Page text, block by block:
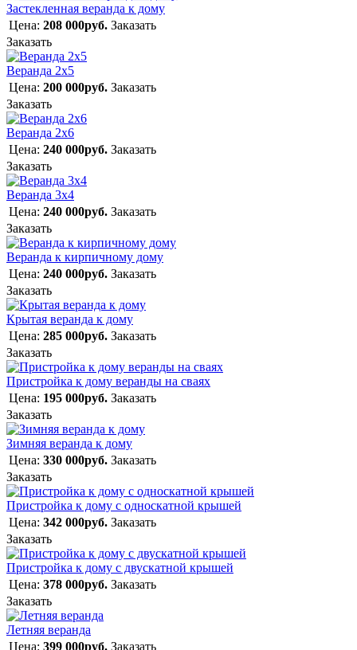
Застекленная веранда к дому
Цена: 208 000руб. Заказать
Заказать
Веранда 2х5
Цена: 200 000руб. Заказать
Заказать
Веранда 2х6
Цена: 240 000руб. Заказать
Заказать
Веранда 3х4
Цена: 240 000руб. Заказать
Заказать
Веранда к кирпичному дому
Цена: 240 000руб. Заказать
Заказать
Крытая веранда к дому
Цена: 285 000руб. Заказать
Заказать
Пристройка к дому веранды на сваях
Цена: 195 000руб. Заказать
Заказать
Зимняя веранда к дому
Цена: 330 000руб. Заказать
Заказать
Пристройка к дому с односкатной крышей
Цена: 342 000руб. Заказать
Заказать
Пристройка к дому с двускатной крышей
Цена: 378 000руб. Заказать
Заказать
Летняя веранда
Цена: 399 000руб. Заказать